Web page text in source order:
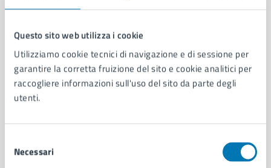
Questo sito web utilizza i cookie
Utilizziamo cookie tecnici di navigazione e di sessione per
garantire la corretta fruizione del sito e cookie analitici per
raccogliere informazioni sull'uso del sito da parte degli
utenti.
delNecessari
Comune di Napoli
AMMINISTRAZIONE
Aree amministrative
Uffici
Enti e fondazioni